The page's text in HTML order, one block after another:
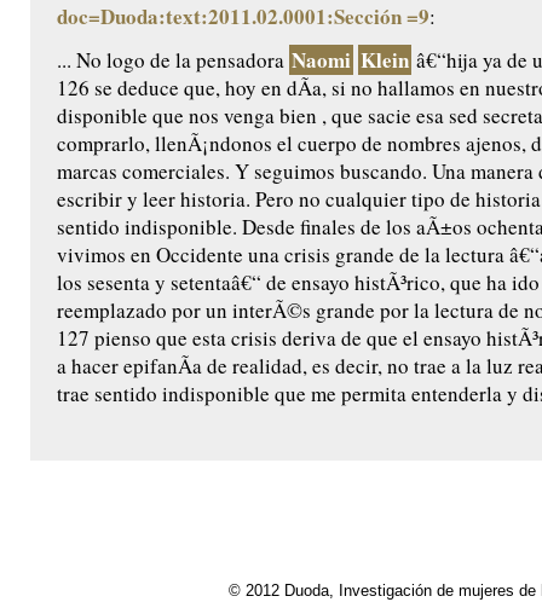
doc=Duoda:text:2011.02.0001:Sección =9:
... No logo de la pensadora Naomi Klein â€“hija ya de
126 se deduce que, hoy en dÃ­a, si no hallamos en
disponible que nos venga bien , que sacie esa sed
comprarlo, llenÃ¡ndonos el cuerpo de nombres ajenos,
marcas comerciales. Y seguimos buscando. Una manera
escribir y leer historia. Pero no cualquier tipo de
sentido indisponible. Desde finales de los aÃ±os
vivimos en Occidente una crisis grande de la lectura
los sesenta y setentaâ€“ de ensayo histÃ³rico, que ha
reemplazado por un interÃ©s grande por la lectura de
127 pienso que esta crisis deriva de que el ensayo
a hacer epifanÃ­a de realidad, es decir, no trae a la luz
trae sentido indisponible que me permita entenderla y
© 2012 Duoda, Investigación de mujeres